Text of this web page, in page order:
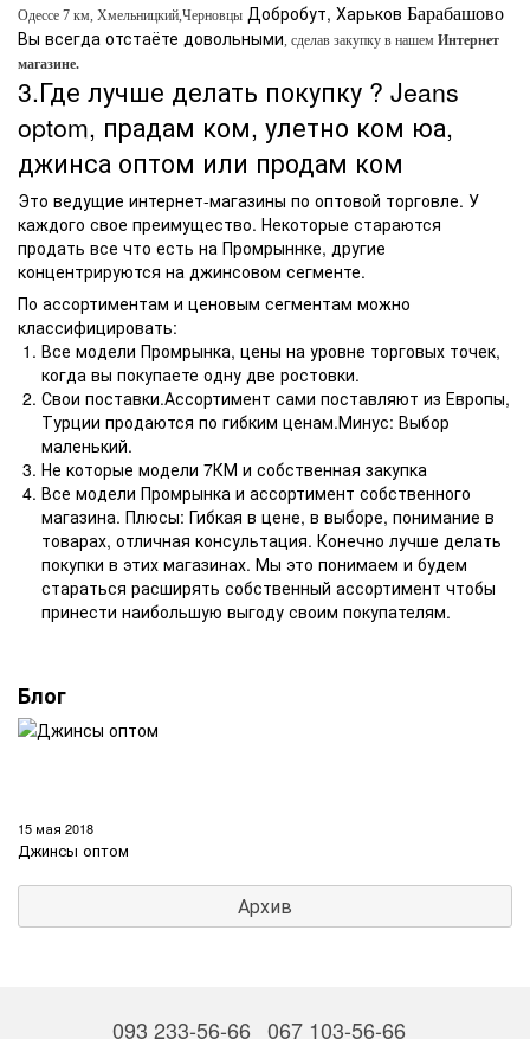
Одессе 7 км, Хмельницкий,Черновцы Добробут, Харьков Барабашово
Вы всегда отстаёте довольными, сделав закупку в нашем Интернет
магазине.
3.Где лучше делать покупку ? Jeans
optom, прадам ком, улетно ком юа,
джинса оптом или продам ком
Это ведущие интернет-магазины по оптовой торговле. У
каждого свое преимущество. Некоторые стараются
продать все что есть на Промрыннке, другие
концентрируются на джинсовом сегменте.
По ассортиментам и ценовым сегментам можно
классифицировать:
Все модели Промрынка, цены на уровне торговых точек,
когда вы покупаете одну две ростовки.
Свои поставки.Ассортимент сами поставляют из Европы,
Турции продаются по гибким ценам.Минус: Выбор
маленький.
Не которые модели 7КМ и собственная закупка
Все модели Промрынка и ассортимент собственного
магазина. Плюсы: Гибкая в цене, в выборе, понимание в
товарах, отличная консультация. Конечно лучше делать
покупки в этих магазинах. Мы это понимаем и будем
стараться расширять собственный ассортимент чтобы
принести наибольшую выгоду своим покупателям.
Блог
15 мая 2018
Джинсы оптом
Архив
093 233-56-66 067 103-56-66